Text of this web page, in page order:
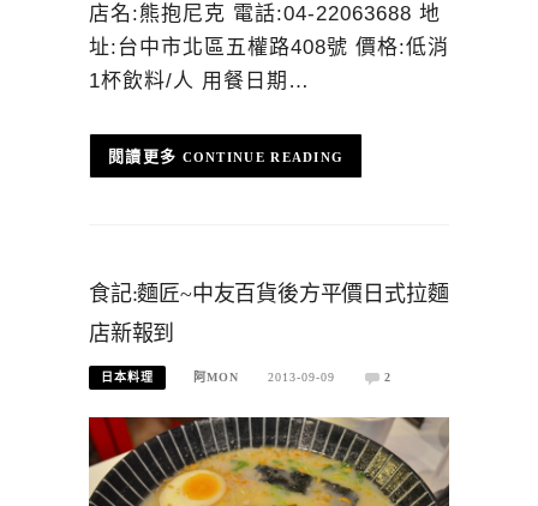
店名:熊抱尼克 電話:04-22063688 地
址:台中市北區五權路408號 價格:低消
1杯飲料/人 用餐日期…
CONTINUE READING
食記:麵匠~中友百貨後方平價日式拉麵
店新報到
日本料理 阿MON 2013-09-09 2